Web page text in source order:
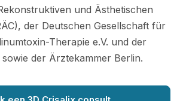
und Ästhetischen
der Deutschen Gesellschaft für
Therapie e.V. und der
der Ärztekammer Berlin.